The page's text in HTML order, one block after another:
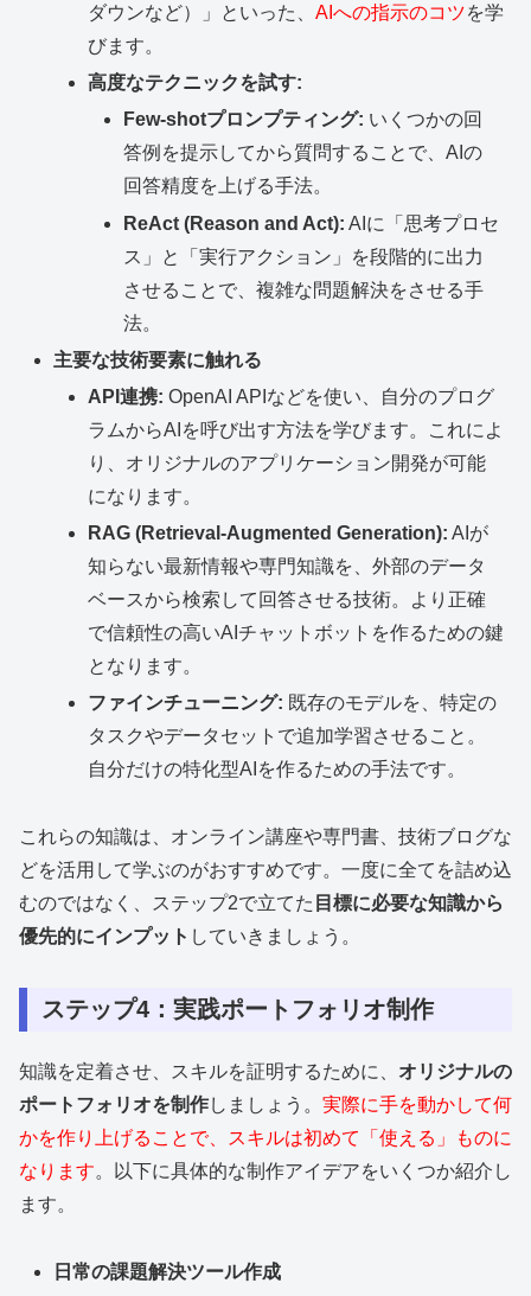
ダウンなど）」といった、AIへの指示のコツを学
びます。
高度なテクニックを試す:
Few-shotプロンプティング: いくつかの回
答例を提示してから質問することで、AIの
回答精度を上げる手法。
ReAct (Reason and Act): AIに「思考プロセ
ス」と「実行アクション」を段階的に出力
させることで、複雑な問題解決をさせる手
法。
主要な技術要素に触れる
API連携: OpenAI APIなどを使い、自分のプログ
ラムからAIを呼び出す方法を学びます。これによ
り、オリジナルのアプリケーション開発が可能
になります。
RAG (Retrieval-Augmented Generation): AIが
知らない最新情報や専門知識を、外部のデータ
ベースから検索して回答させる技術。より正確
で信頼性の高いAIチャットボットを作るための鍵
となります。
ファインチューニング: 既存のモデルを、特定の
タスクやデータセットで追加学習させること。
自分だけの特化型AIを作るための手法です。
これらの知識は、オンライン講座や専門書、技術ブログな
どを活用して学ぶのがおすすめです。一度に全てを詰め込
むのではなく、ステップ2で立てた 目標に必要な知識から
優先的にインプット していきましょう。
ステップ4：実践ポートフォリオ制作
知識を定着させ、スキルを証明するために、 オリジナルの
ポートフォリオを制作しましょう。 実際に手を動かして何
かを作り上げることで、スキルは初めて「使える」ものに
なります。以下に具体的な制作アイデアをいくつか紹介し
ます。
日常の課題解決ツール作成